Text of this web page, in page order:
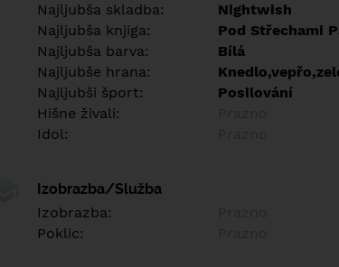
Najljubša skladba:
Nightwish
Najljubša knjiga:
Pod Střechami
Najljubša barva:
Bílá
Najljubše hrana:
Najljubši šport:
Posilování
Hišne živali:
Idol:
Izobrazba/Služba
Izobrazba:
Poklic: